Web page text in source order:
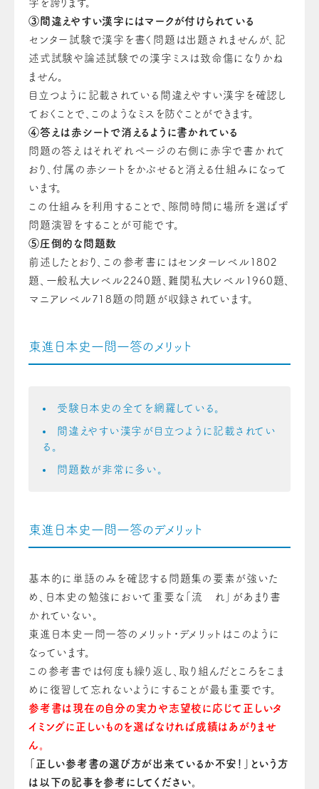
字を誇ります。
③間違えやすい漢字にはマークが付けられている
センター試験で漢字を書く問題は出題されませんが、記
述式試験や論述試験での漢字ミスは致命傷になりかね
ません。
目立つように記載されている間違えやすい漢字を確認し
ておくことで、このようなミスを防ぐことができます。
④答えは赤シートで消えるように書かれている
問題の答えはそれぞれページの右側に赤字で書かれて
おり、付属の赤シートをかぶせると消える仕組みになって
います。
この仕組みを利用することで、隙間時間に場所を選ばず
問題演習をすることが可能です。
⑤圧倒的な問題数
前述したとおり、この参考書にはセンターレベル1802
題、一般私大レベル2240題、難関私大レベル1960題、
マニアレベル718題の問題が収録されています。
東進日本史一問一答のメリット
受験日本史の全てを網羅している。
間違えやすい漢字が目立つように記載されてい
る。
問題数が非常に多い。
東進日本史一問一答のデメリット
基本的に単語のみを確認する問題集の要素が強いた
め、日本史の勉強において重要な「流 れ」があまり書
かれていない。
東進日本史一問一答のメリット・デメリットはこのように
なっています。
この参考書では何度も繰り返し、取り組んだところをこま
めに復習して忘れないようにすることが最も重要です。
参考書は現在の自分の実力や志望校に応じて正しいタ
イミングに正しいものを選ばなければ成績はあがりませ
ん。
「正しい参考書の選び方が出来ているか不安！」という方
は以下の記事を参考にしてください。